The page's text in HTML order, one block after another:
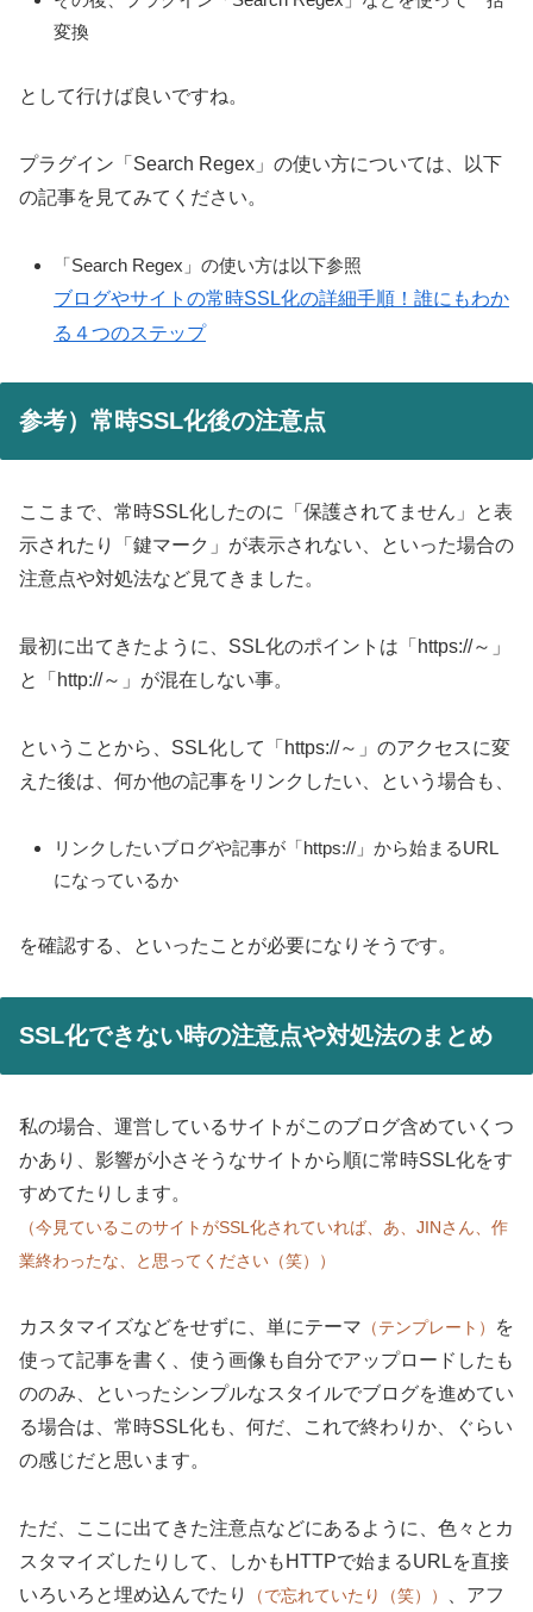
変換
として行けば良いですね。
プラグイン「Search Regex」の使い方については、以下
の記事を見てみてください。
「Search Regex」の使い方は以下参照
ブログやサイトの常時SSL化の詳細手順！誰にもわか
る４つのステップ
参考）常時SSL化後の注意点
ここまで、常時SSL化したのに「保護されてません」と表
示されたり「鍵マーク」が表示されない、といった場合の
注意点や対処法など見てきました。
最初に出てきたように、SSL化のポイントは「https://～」
と「http://～」が混在しない事。
ということから、SSL化して「https://～」のアクセスに変
えた後は、何か他の記事をリンクしたい、という場合も、
リンクしたいブログや記事が「https://」から始まるURL
になっているか
を確認する、といったことが必要になりそうです。
SSL化できない時の注意点や対処法のまとめ
私の場合、運営しているサイトがこのブログ含めていくつ
かあり、影響が小さそうなサイトから順に常時SSL化をす
すめてたりします。
（今見ているこのサイトがSSL化されていれば、あ、JINさん、作
業終わったな、と思ってください（笑））
カスタマイズなどをせずに、単にテーマ （テンプレート）
を
使って記事を書く、使う画像も自分でアップロードしたも
ののみ、といったシンプルなスタイルでブログを進めてい
る場合は、常時SSL化も、何だ、これで終わりか、ぐらい
の感じだと思います。
ただ、ここに出てきた注意点などにあるように、色々とカ
スタマイズしたりして、しかもHTTPで始まるURLを直接
いろいろと埋め込んでたり
（で忘れていたり（笑））
、アフ